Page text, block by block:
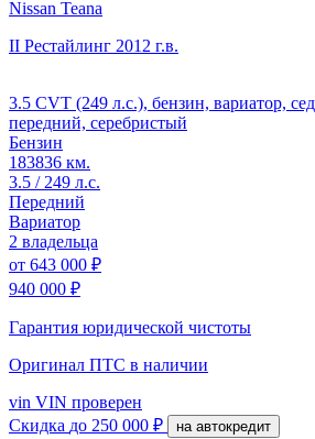
Nissan Teana
II Рестайлинг 2012 г.в.
3.5 CVT (249 л.с.), бензин, вариатор,
передний, серебристый
Бензин
183836 км.
3.5 / 249 л.с.
Передний
Вариатор
2 владельца
от 643 000 ₽
940 000 ₽
Гарантия юридической чистоты
Оригинал ПТС в наличии
vin VIN проверен
Скидка до 250 000 ₽ на автокредит